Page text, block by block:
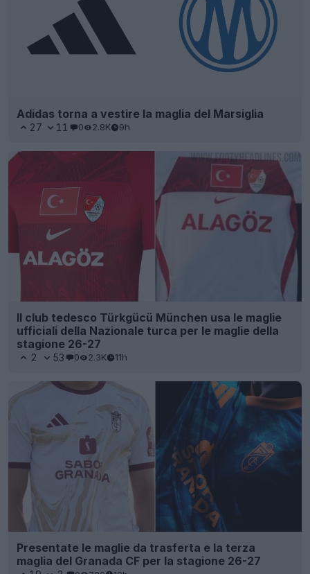
Adidas torna a vestire la maglia del Marsiglia
27 11 0 2.8K 9h
Il club tedesco Türkgücü München usa le maglie
ufficiali della Nazionale turca per le maglie della
stagione 26-27
2 53 0 2.3K 11h
Presentate le maglie da trasferta e la terza
maglia del Granada CF per la stagione 26-27